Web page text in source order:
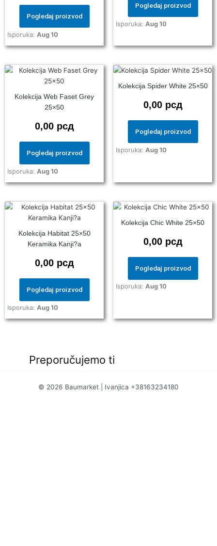
Pogledaj proizvod
Isporuka: Aug 10
Pogledaj proizvod
Isporuka: Aug 10
Kolekcija Web Faset Grey
25×50
0,00 рсд
Pogledaj proizvod
Isporuka: Aug 10
Kolekcija Spider White 25×50
0,00 рсд
Pogledaj proizvod
Isporuka: Aug 10
Kolekcija Habitat 25×50
Keramika Kanji?a
0,00 рсд
Pogledaj proizvod
Isporuka: Aug 10
Kolekcija Chic White 25×50
0,00 рсд
Pogledaj proizvod
Isporuka: Aug 10
Preporučujemo ti
© 2026 Baumarket | Ivanjica +38163234180